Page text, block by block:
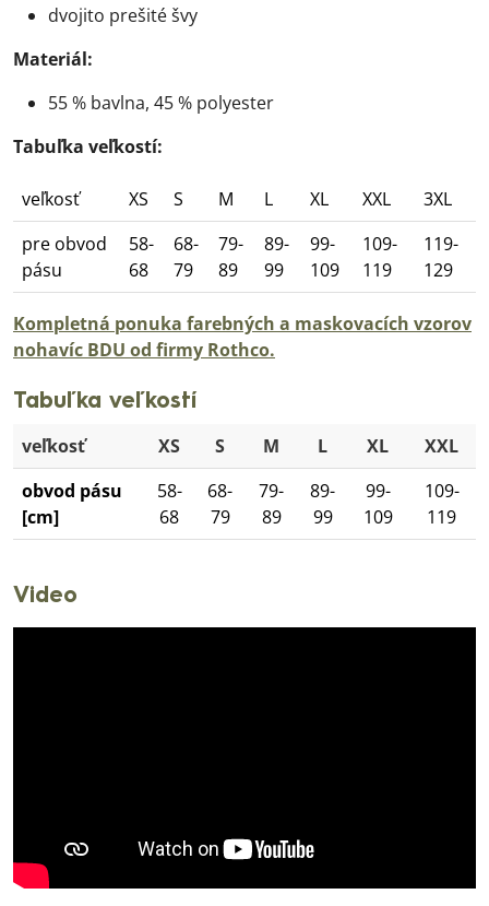
dvojito prešité švy
Materiál:
55 % bavlna, 45 % polyester
Tabuľka veľkostí:
veľkosť XS S M L XL XXL
3XL
pre obvod
pásu
58-
68
68-
79
79-
89
89-
99
99-
109
109-
119
119-
129
Kompletná ponuka farebných a maskovacích vzorov
nohavíc BDU od firmy Rothco.
Tabuľka veľkostí
veľkosť XS S M L XL
XXL
obvod pásu
[cm]
58-
68
68-
79
79-
89
89-
99
99-
109
109-
119
Video